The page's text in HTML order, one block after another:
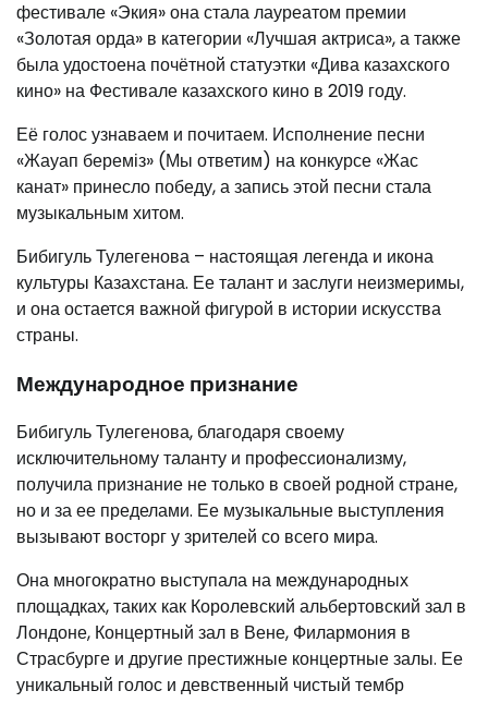
фестивале «Экия» она стала лауреатом премии
«Золотая орда» в категории «Лучшая актриса», а также
была удостоена почётной статуэтки «Дива казахского
кино» на Фестивале казахского кино в 2019 году.
Её голос узнаваем и почитаем. Исполнение песни
«Жауап береміз» (Мы ответим) на конкурсе «Жас
канат» принесло победу, а запись этой песни стала
музыкальным хитом.
Бибигуль Тулегенова – настоящая легенда и икона
культуры Казахстана. Ее талант и заслуги неизмеримы,
и она остается важной фигурой в истории искусства
страны.
Международное признание
Бибигуль Тулегенова, благодаря своему
исключительному таланту и профессионализму,
получила признание не только в своей родной стране,
но и за ее пределами. Ее музыкальные выступления
вызывают восторг у зрителей со всего мира.
Она многократно выступала на международных
площадках, таких как Королевский альбертовский зал в
Лондоне, Концертный зал в Вене, Филармония в
Страсбурге и другие престижные концертные залы. Ее
уникальный голос и девственный чистый тембр